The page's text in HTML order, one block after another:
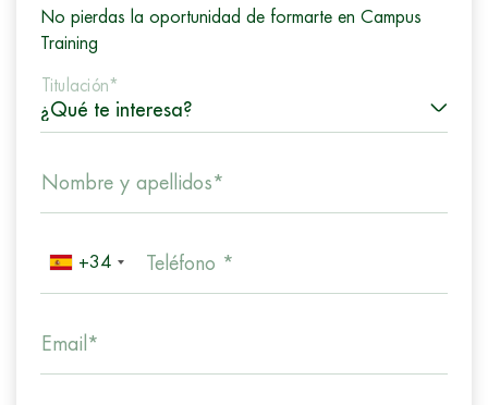
No pierdas la oportunidad de formarte en Campus
Training
Titulación*
Nombre y apellidos*
+34 Teléfono *
Email*